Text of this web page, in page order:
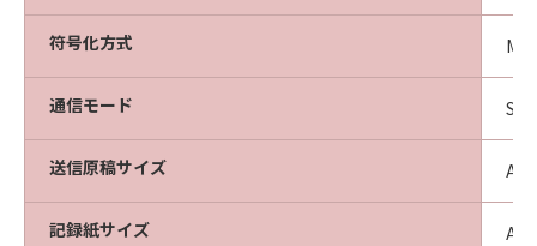
符号化方式 MH
通信モード
送信原稿サイズ A3
記録紙サイズ A3